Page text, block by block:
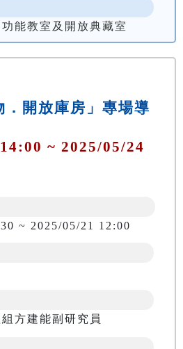
能教室及開放典藏室
開放庫房」專場導
~ 2025/05/24
~ 2025/05/21 12:00
方建能副研究員